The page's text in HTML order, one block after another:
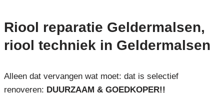
Riool reparatie Geldermalsen,
riool techniek in Geldermalsen
Alleen dat vervangen wat moet: dat is selectief
renoveren: DUURZAAM & GOEDKOPER!!